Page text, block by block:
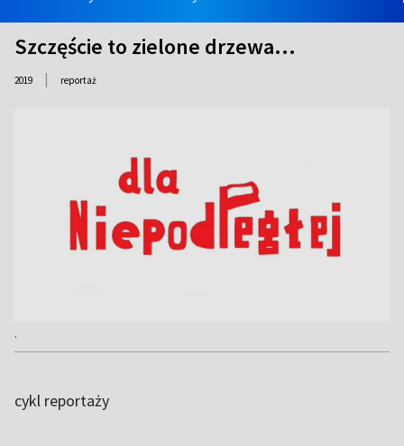
Szczęście to zielone drzewa...
2019 | reportaż
.
cykl reportaży